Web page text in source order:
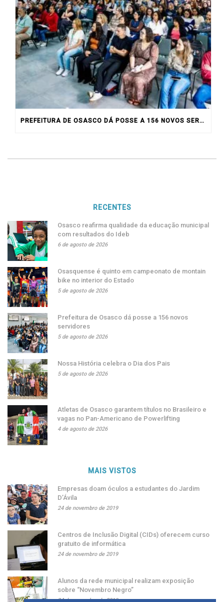
PREFEITURA DE OSASCO DÁ POSSE A 156 NOVOS SERVIDORES
RECENTES
Osasco reafirma qualidade da educação municipal
com resultados do Ideb
6 de agosto de 2026
Osasquense é quinto em campeonato de montain
bike no interior do Estado
5 de agosto de 2026
Prefeitura de Osasco dá posse a 156 novos
servidores
5 de agosto de 2026
Nossa História celebra o Dia dos Pais
5 de agosto de 2026
Atletas de Osasco garantem títulos no Brasileiro e
vagas no Pan-Americano de Powerlifting
4 de agosto de 2026
MAIS VISTOS
Empresas doam óculos a estudantes do Jardim
D’Ávila
24 de novembro de 2019
Centros de Inclusão Digital (CIDs) oferecem curso
gratuito de informática
24 de novembro de 2019
Alunos da rede municipal realizam exposição
sobre “Novembro Negro”
24 de novembro de 2019